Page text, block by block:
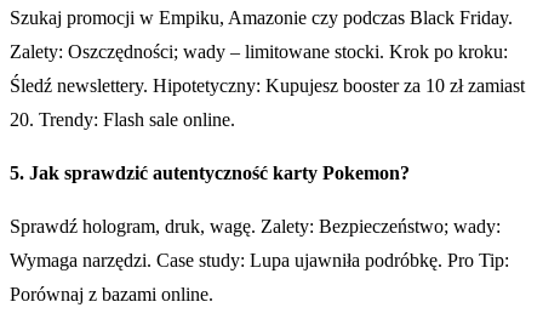
Szukaj promocji w Empiku, Amazonie czy podczas Black Friday.
Zalety: Oszczędności; wady – limitowane stocki. Krok po kroku:
Śledź newslettery. Hipotetyczny: Kupujesz booster za 10 zł zamiast
20. Trendy: Flash sale online.
5. Jak sprawdzić autentyczność karty Pokemon?
Sprawdź hologram, druk, wagę. Zalety: Bezpieczeństwo; wady:
Wymaga narzędzi. Case study: Lupa ujawniła podróbkę. Pro Tip:
Porównaj z bazami online.